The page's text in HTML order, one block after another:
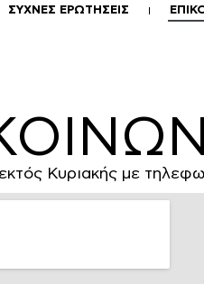
ΣΥΧΝΕΣ ΕΡΩΤΗΣΕΙΣ
Κυριακής με